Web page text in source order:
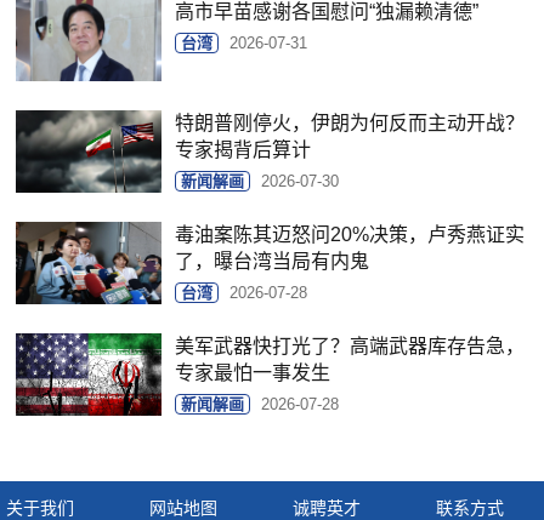
高市早苗感谢各国慰问“独漏赖清德”
台湾 2026-07-31
特朗普刚停火，伊朗为何反而主动开战？
专家揭背后算计
新闻解画 2026-07-30
毒油案陈其迈怒问20%决策，卢秀燕证实
了，曝台湾当局有内鬼
台湾 2026-07-28
美军武器快打光了？高端武器库存告急，
专家最怕一事发生
新闻解画 2026-07-28
关于我们 网站地图 诚聘英才 联系方式